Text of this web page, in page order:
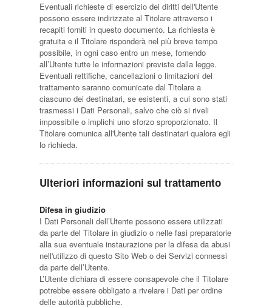
Eventuali richieste di esercizio dei diritti dell'Utente
possono essere indirizzate al Titolare attraverso i
recapiti forniti in questo documento. La richiesta è
gratuita e il Titolare risponderà nel più breve tempo
possibile, in ogni caso entro un mese, fornendo
all’Utente tutte le informazioni previste dalla legge.
Eventuali rettifiche, cancellazioni o limitazioni del
trattamento saranno comunicate dal Titolare a
ciascuno dei destinatari, se esistenti, a cui sono stati
trasmessi i Dati Personali, salvo che ciò si riveli
impossibile o implichi uno sforzo sproporzionato. Il
Titolare comunica all'Utente tali destinatari qualora egli
lo richieda.
Ulteriori informazioni sul trattamento
Difesa in giudizio
I Dati Personali dell’Utente possono essere utilizzati
da parte del Titolare in giudizio o nelle fasi preparatorie
alla sua eventuale instaurazione per la difesa da abusi
nell'utilizzo di questo Sito Web o dei Servizi connessi
da parte dell’Utente.
L’Utente dichiara di essere consapevole che il Titolare
potrebbe essere obbligato a rivelare i Dati per ordine
delle autorità pubbliche.